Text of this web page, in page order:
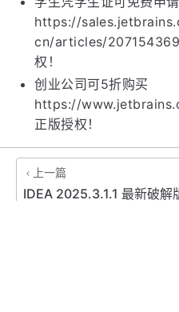
谢谢合作！
学生凭学生证可免费申请
https://
cn/articles/207154369-
权！
创业公司可5折购买
https://
正版授权！